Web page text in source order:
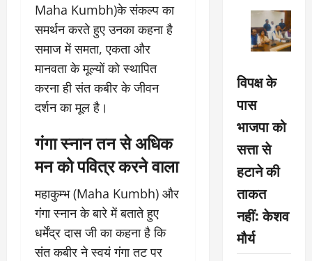
Maha Kumbh)के संकल्प का
समर्थन करते हुए उनका कहना है
समाज में समता, एकता और
मानवता के मूल्यों को स्थापित
करना ही संत कबीर के जीवन
दर्शन का मूल है।
गंगा स्नान तन से अधिक
मन को पवित्र करने वाला
महाकुम्भ (Maha Kumbh) और
गंगा स्नान के बारे में बताते हुए
धर्मेंद्र दास जी का कहना है कि
संत कबीर ने स्वयं गंगा तट पर
विपक्ष के
पास
भाजपा को
सत्ता से
हटाने की
ताकत
नहीं: केशव
मौर्य